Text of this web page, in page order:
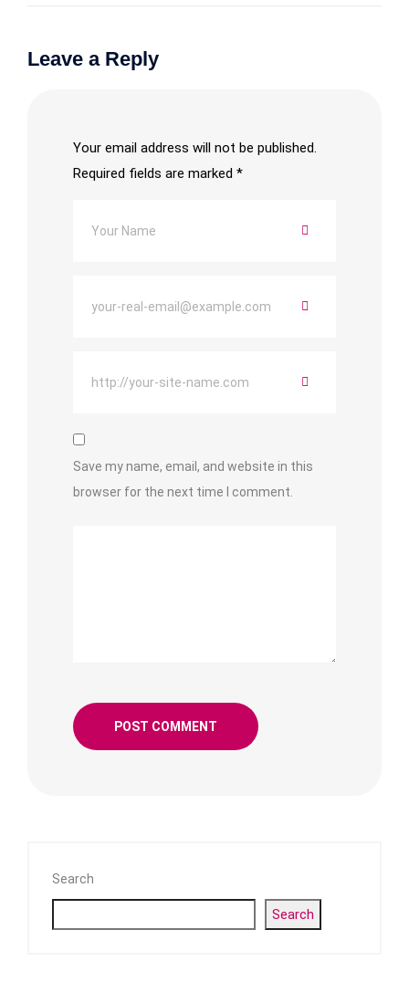
Leave a Reply
Your email address will not be published.
Required fields are marked *
Save my name, email, and website in this
browser for the next time I comment.
Search
Search